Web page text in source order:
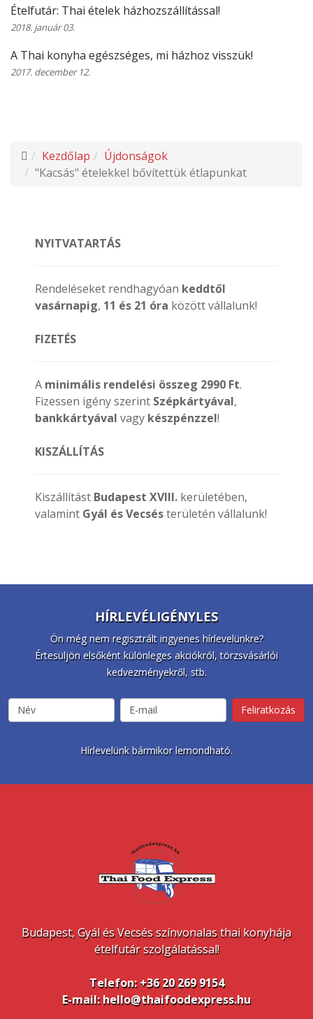
Ételfutár: Thai ételek házhozszállítással!
2018. január 03.
A Thai konyha egészséges, mi házhoz visszük!
2017. december 12.
Kezdőlap
Újdonságok
"Kacsás" ételekkel bővítettük étlapunkat
NYITVATARTÁS
Rendeléseket rendhagyóan keddtől
vasárnapig, 11 és 21 óra között vállalunk!
FIZETÉS
A minimális rendelési összeg 2990 Ft.
Fizessen igény szerint Szépkártyával,
bankkártyával vagy készpénzzel!
KISZÁLLÍTÁS
Kiszállítást Budapest XVIII. kerületében,
valamint Gyál és Vecsésterületén vállalunk!
HÍRLEVÉLIGÉNYLES
Ön még nem regisztrált ingyenes hírlevelünkre?
Értesüljön elsőként különleges akciókról, törzsvásárlói
kedvezményekről, stb.
Hírlevelünk bármikor lemondható.
Budapest, Gyál és Vecsés színvonalas thai konyhája
ételfutár szolgálatással!
Telefon: +36 20 269 9154
E-mail: hello@thaifoodexpress.hu